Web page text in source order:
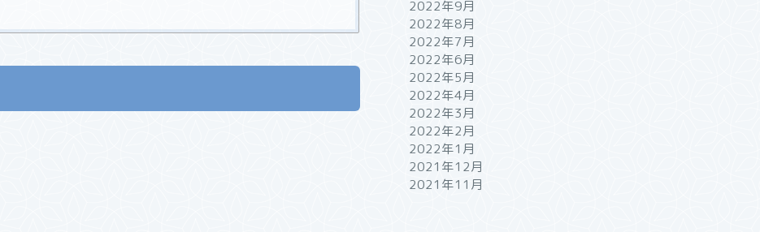
2022年9月
2022年8月
2022年7月
2022年6月
2022年5月
2022年4月
2022年3月
2022年2月
2022年1月
2021年12月
2021年11月